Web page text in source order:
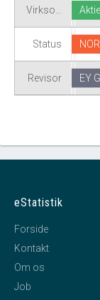
Virkso…
Status
Revisor EY
eStatistik
Forside
Kontakt
Om os
Job